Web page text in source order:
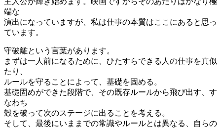
端な
演出になっていますが、私は仕事の本質はここにあると思っ
ています。
守破離という言葉があります。
まずは一人前になるために、ひたすらできる人の仕事を真似
たり、
ルールを守ることによって、基礎を固める。
基礎固めができた段階で、その既存ルールから飛び出す、す
なわち
殻を破って次のステージに出ることを考える。
そして、最後にいままでの常識やルールとは異なる、自らの